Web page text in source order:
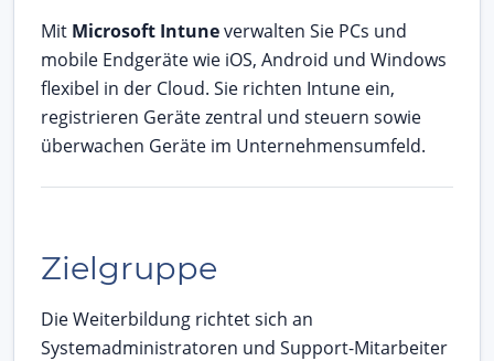
Mit Microsoft Intuneverwalten Sie PCs und
mobile Endgeräte wie iOS, Android und Windows
flexibel in der Cloud. Sie richten Intune ein,
registrieren Geräte zentral und steuern sowie
überwachen Geräte im Unternehmensumfeld.
Zielgruppe
Die Weiterbildung richtet sich an
Systemadministratoren und Support-Mitarbeiter